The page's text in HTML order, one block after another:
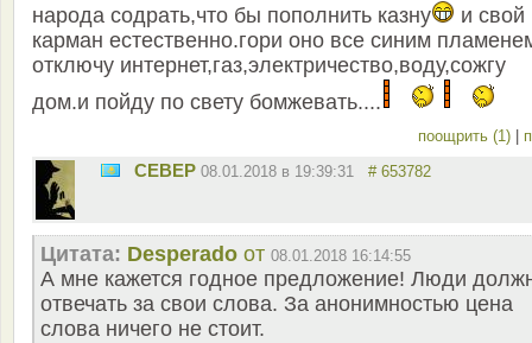
народа содрать,что бы пополнить казну
и свой
карман естественно.гори оно все синим
отключу интернет,газ,электричество,воду,сожгу
дом.и пойду по свету бомжевать....
поощрить (1)
CEBEP 08.01.2018 в 19:39:31 # 653782
Цитата: Desperado от 08.01.2018 16:14:55
А мне кажется годное предложение! Люди
отвечать за свои слова. За анонимностью цена
слова ничего не стоит.